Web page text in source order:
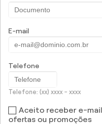
Esta cobre danos
qualquer outra entrada de
aguaceiro ou tromba
encanamentos,
Anúncios
Cobre as Perdas e
Luminoso por qualquer
E-mail
Telefone
Telefone: (xx) xxxx - xxxx
Aceito receber e-
ofertas ou promoções